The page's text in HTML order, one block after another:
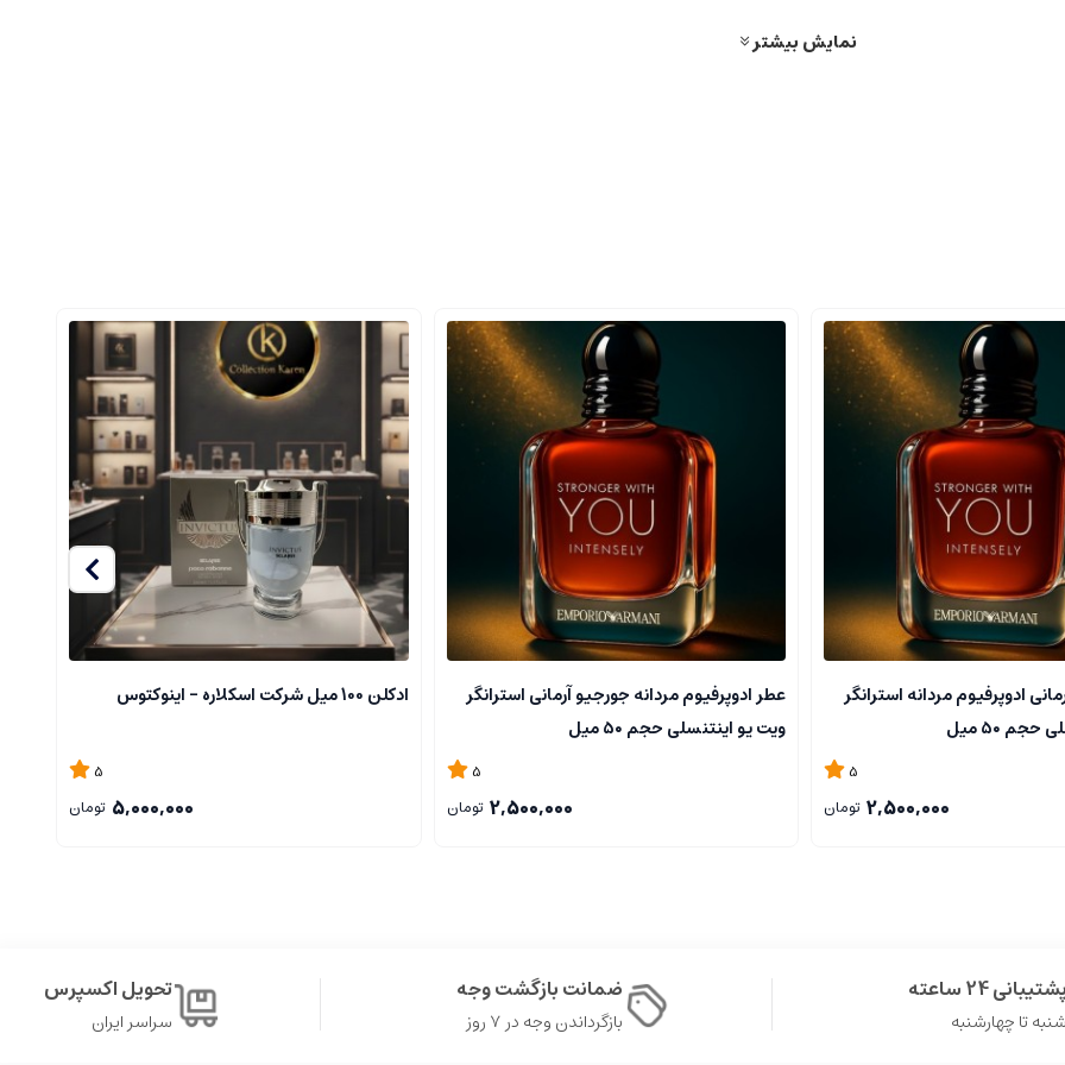
طولانی مدت را ایجاد می کنند.
نفس بالا. رایحه ای مرکب از عناصر گلی، چوبی و مرکبات است که ترکیبی از خلاقیت و قدرت را در خود جای داده.
به نفس را در او تقویت می نماید.
نمایش بیشتر
ادوپرفیوم مردانه استرانگر
۵۰ میل
5
2,500,000 تومان
عطر ادوپرفیوم مردانه جورجیو آرمانی استرانگر
ویت یو اینتنسلی حجم ۵۰ میل
5
2,500,000 تومان
ادکلن 100 میل شرکت اسکلاره - اینوکتوس
5
5,000,000 تومان
پشتیبانی 24 ساعته
شنبه تا چهارشنبه
ضمانت بازگشت وجه
بازگرداندن وجه در ۷ روز
تحویل اکسپرس
سراسر ایران